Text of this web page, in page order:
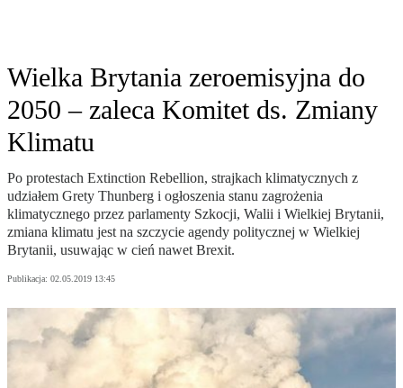
Wielka Brytania zeroemisyjna do
2050 – zaleca Komitet ds. Zmiany
Klimatu
Po protestach Extinction Rebellion, strajkach klimatycznych z
udziałem Grety Thunberg i ogłoszenia stanu zagrożenia
klimatycznego przez parlamenty Szkocji, Walii i Wielkiej Brytanii,
zmiana klimatu jest na szczycie agendy politycznej w Wielkiej
Brytanii, usuwając w cień nawet Brexit.
Publikacja: 02.05.2019 13:45